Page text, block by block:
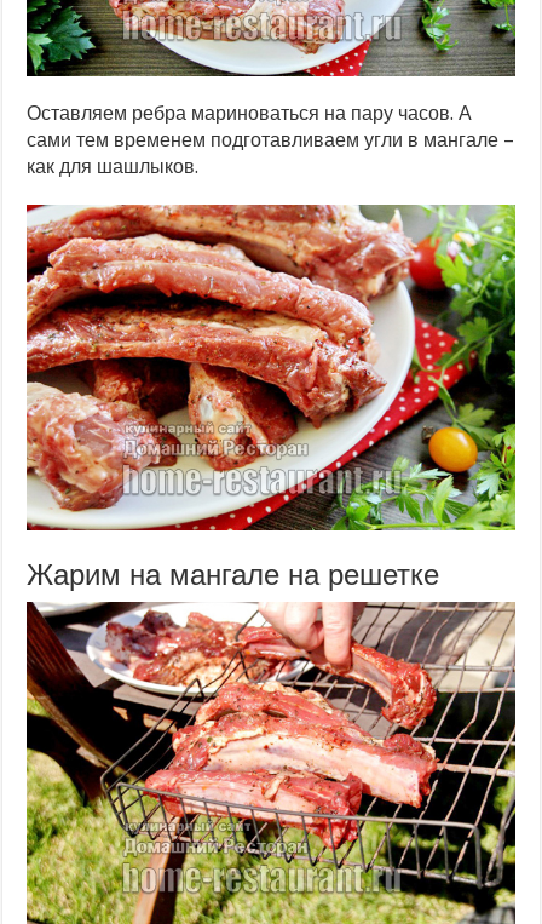
Оставляем ребра мариноваться на пару часов. А
сами тем временем подготавливаем угли в мангале –
как для шашлыков.
Жарим на мангале на решетке